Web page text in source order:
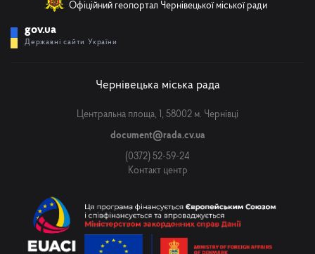
Офіційний геопортал Чернівецької міської ради
gov.ua
Державні сайти України
Чернівецька міська рада
Центральна площа, 1, 58002 м. Чернівці
document@rada.cv.ua
(0372) 52-59-24
Контакт центр